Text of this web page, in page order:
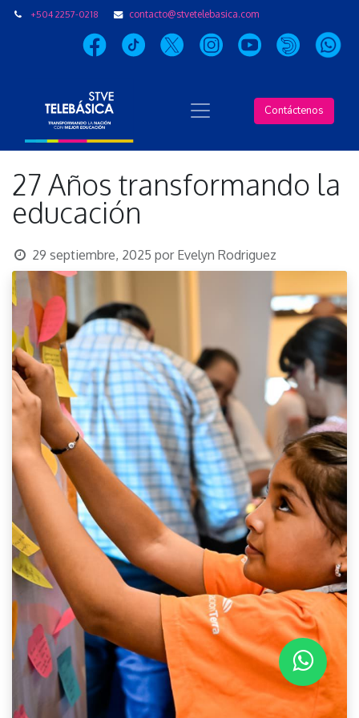
+504 2257-0218 contacto@stvetelebasica.com
Contáctenos
27 Años transformando la
educación
29 septiembre, 2025 por Evelyn Rodriguez